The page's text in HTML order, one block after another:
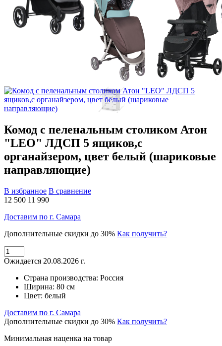
Комод с пеленальным столиком Атон
"LEO" ЛДСП 5 ящиков,с
органайзером, цвет белый (шариковые
направляющие)
В избранное В сравнение
12 500 11 990
Доставим по г. Самара
Дополнительные скидки до 30% Как получить?
Ожидается 20.08.2026 г.
Страна производства: Россия
Ширина: 80 см
Цвет: белый
Доставим по г. Самара
Дополнительные скидки до 30% Как получить?
Минимальная наценка на товар